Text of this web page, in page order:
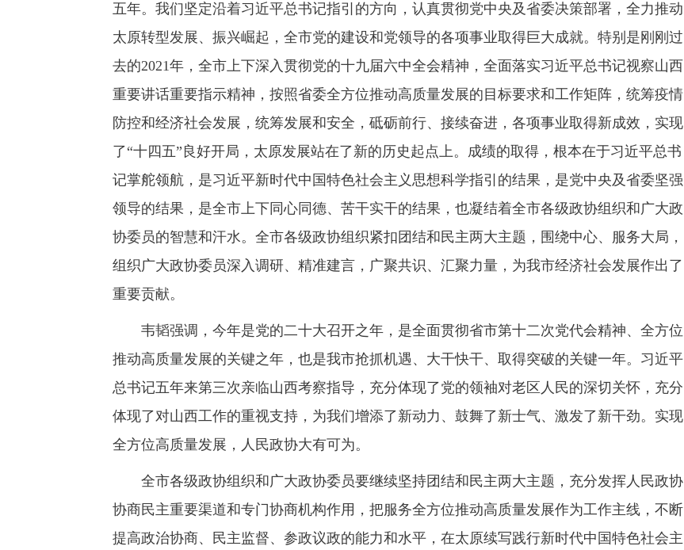
五年。我们坚定沿着习近平总书记指引的方向，认真贯彻党中央及省委决策部署，全力推动
太原转型发展、振兴崛起，全市党的建设和党领导的各项事业取得巨大成就。特别是刚刚过
去的2021年，全市上下深入贯彻党的十九届六中全会精神，全面落实习近平总书记视察山西
重要讲话重要指示精神，按照省委全方位推动高质量发展的目标要求和工作矩阵，统筹疫情
防控和经济社会发展，统筹发展和安全，砥砺前行、接续奋进，各项事业取得新成效，实现
了“十四五”良好开局，太原发展站在了新的历史起点上。成绩的取得，根本在于习近平总书
记掌舵领航，是习近平新时代中国特色社会主义思想科学指引的结果，是党中央及省委坚强
领导的结果，是全市上下同心同德、苦干实干的结果，也凝结着全市各级政协组织和广大政
协委员的智慧和汗水。全市各级政协组织紧扣团结和民主两大主题，围绕中心、服务大局，
组织广大政协委员深入调研、精准建言，广聚共识、汇聚力量，为我市经济社会发展作出了
重要贡献。
韦韬强调，今年是党的二十大召开之年，是全面贯彻省市第十二次党代会精神、全方位
推动高质量发展的关键之年，也是我市抢抓机遇、大干快干、取得突破的关键一年。习近平
总书记五年来第三次亲临山西考察指导，充分体现了党的领袖对老区人民的深切关怀，充分
体现了对山西工作的重视支持，为我们增添了新动力、鼓舞了新士气、激发了新干劲。实现
全方位高质量发展，人民政协大有可为。
全市各级政协组织和广大政协委员要继续坚持团结和民主两大主题，充分发挥人民政协
协商民主重要渠道和专门协商机构作用，把服务全方位推动高质量发展作为工作主线，不断
提高政治协商、民主监督、参政议政的能力和水平，在太原续写践行新时代中国特色社会主